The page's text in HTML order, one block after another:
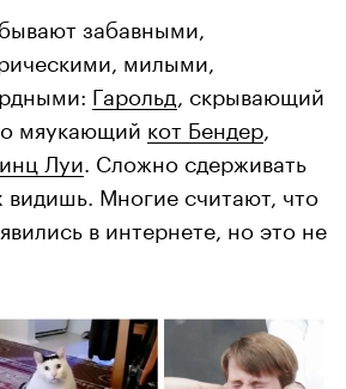
забавными,
милыми,
Гарольд , скрывающий
мяукающий кот Бендер
Луи . Сложно сдерживать
видишь. Многие считают, что
в интернете, но это не